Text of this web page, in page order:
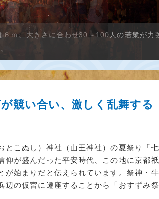
競い合い、激しく乱舞する
こぬし）神社（山王神社）の夏祭り「
仰が盛んだった平安時代、この地に京都
が始まりだと伝えられています。祭神・
辺の仮宮に遷座することから「おすずみ祭